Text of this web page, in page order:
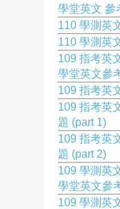
學堂英文 參
110 學測英
110 學測英
109 指考英
學堂英文參
109 指考英
109 指考英
題 (part 1)
109 指考英
題 (part 2)
109 學測英
學堂英文參
109 學測英